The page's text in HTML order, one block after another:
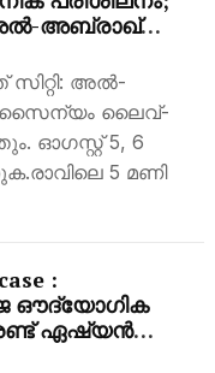
അബ്രാഖ്
സിറ്റി: അൽ-
സൈന്യം ലൈവ്-
ഓഗസ്റ്റ് 5, 6
5 മണി
:
ഔദ്യോഗിക
രണ്ട് ഏഷ്യൻ